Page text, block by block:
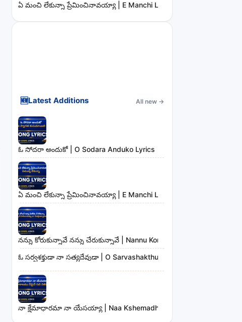
ఏ మంచి లేకున్నా ప్రేమించినావయ్యా | E Manchi Lekunna
🆕Latest Additions All new →
ఓ సోదరా అందుకో | O Sodara Anduko Lyrics
ఏ మంచి లేకున్నా ప్రేమించినావయ్యా | E Manchi Lekunna
నన్ను కోరుకున్నావే నన్ను చేరుకున్నావే | Nannu Korukunnaave Nannu
ఓ సర్వశక్తుడా నా సత్యదేవుడా | O Sarvashakthudaa Naa Sathyadevudaa
నా క్షేమాధారమా నా యేసయ్యా | Naa Kshemadharama Naa Yesayya